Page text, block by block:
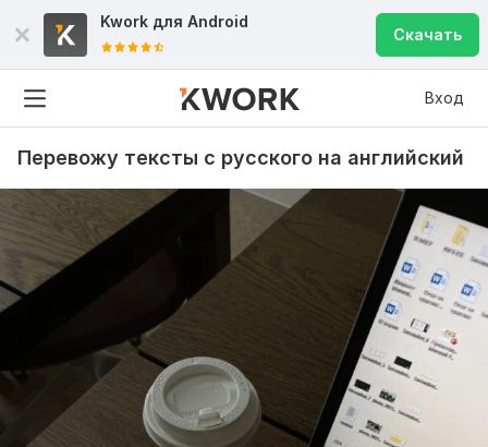
Kwork для Android
Скачать
Вход
Перевожу тексты с русского на английский